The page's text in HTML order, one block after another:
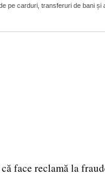
pe carduri, transferuri de bani
face reclamă la